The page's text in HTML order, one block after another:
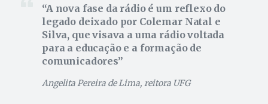
A nova fase da rádio é um reflexo do
legado deixado por Colemar Natal e
Silva, que visava a uma rádio voltada
para a educação e a formação de
comunicadores
Angelita Pereira de Lima, reitora UFG